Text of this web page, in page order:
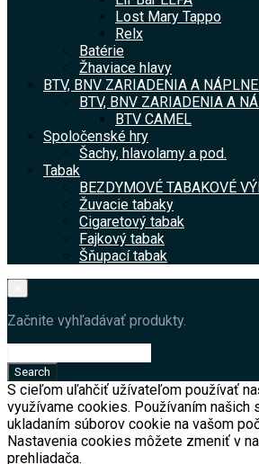
Lost Mary Tappo
Relx
Batérie
Žhaviace hlavy
BTV, BNV ZARIADENIA A NÁPLNE.
BTV, BNV ZARIADENIA A
BTV CAMEL
Spoločenské hry
Šachy, hlavolamy a pod.
Tabak
BEZDYMOVÉ TABAKOVÉ
Žuvacie tabaky
Cigaretový tabak
Fajkový tabak
Šňupací tabak
Začnite vyhľadávať produkty.
S cieľom uľahčiť užívateľom používať
využívame cookies. Používaním našich
ukladaním súborov cookie na vašom
Nastavenia cookies môžete zmeniť v
prehliadača.